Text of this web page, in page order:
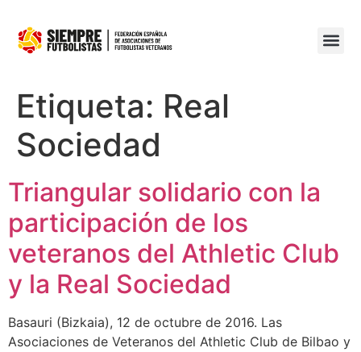
Etiqueta: Real
Sociedad
Triangular solidario con la
participación de los
veteranos del Athletic Club
y la Real Sociedad
Basauri (Bizkaia), 12 de octubre de 2016. Las
Asociaciones de Veteranos del Athletic Club de Bilbao y